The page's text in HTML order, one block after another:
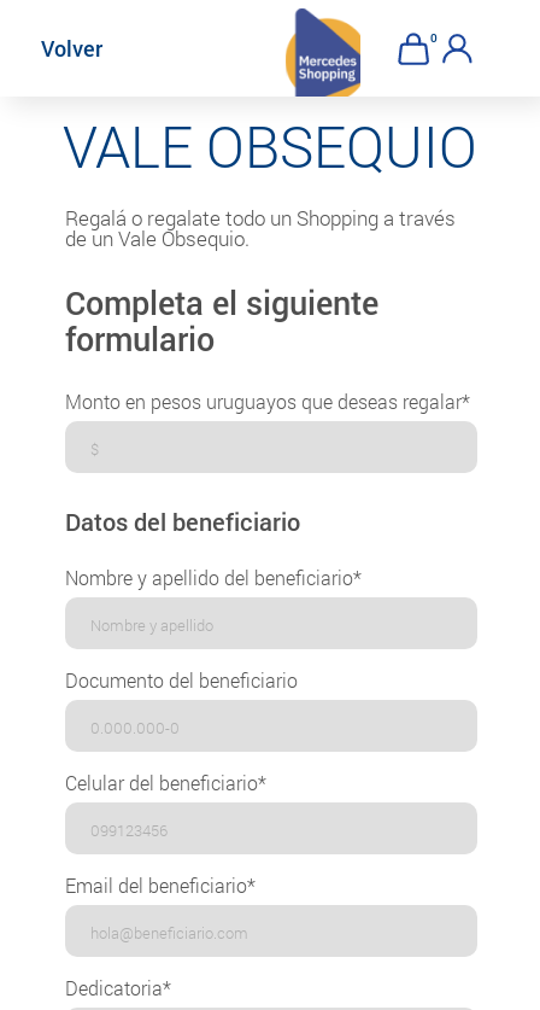
Volver 0
VALE OBSEQUIO
Regalá o regalate todo un Shopping a través
de un Vale Obsequio.
Completa el siguiente
formulario
Monto en pesos uruguayos que deseas regalar*
Datos del beneficiario
Nombre y apellido del beneficiario*
Documento del beneficiario
Celular del beneficiario*
Email del beneficiario*
Dedicatoria*